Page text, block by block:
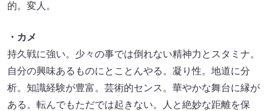
的。変人。
・カメ
持久戦に強い。少々の事では倒れない精神力とスタミナ。
自分の興味あるものにとことんやる。凝り性。地道に分
析。知識経験が豊富。芸術的センス。華やかな舞台に縁が
ある。転んでもただでは起きない。人と絶妙な距離を保